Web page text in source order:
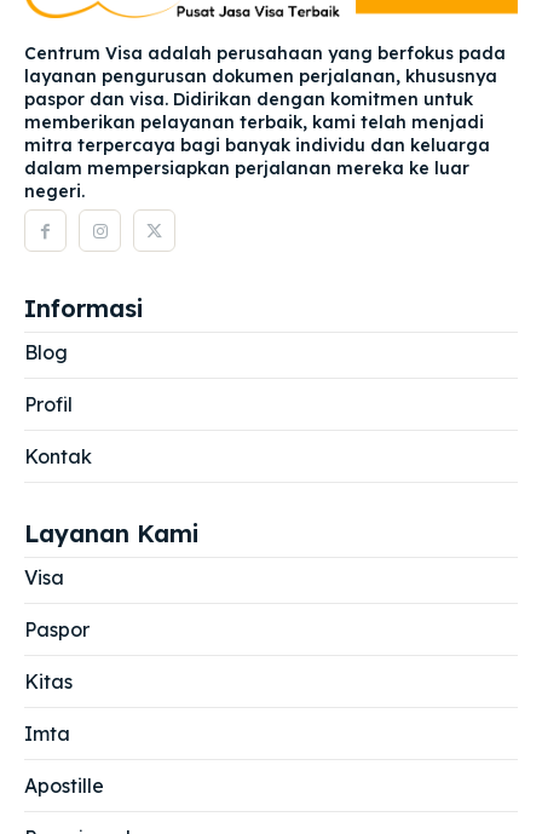
Centrum Visa adalah perusahaan yang berfokus pada
layanan pengurusan dokumen perjalanan, khususnya
paspor dan visa. Didirikan dengan komitmen untuk
memberikan pelayanan terbaik, kami telah menjadi
mitra terpercaya bagi banyak individu dan keluarga
dalam mempersiapkan perjalanan mereka ke luar
negeri.
Informasi
Blog
Profil
Kontak
Layanan Kami
Visa
Paspor
Kitas
Imta
Apostille